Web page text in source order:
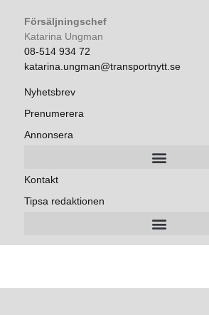
Försäljningschef
Katarina Ungman
08-514 934 72
katarina.ungman@transportnytt.se
Nyhetsbrev
Prenumerera
Annonsera
Kontakt
Tipsa redaktionen